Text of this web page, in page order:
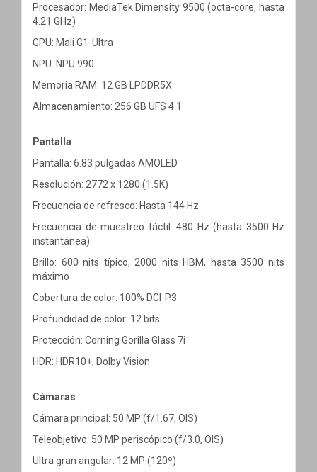
Procesador: MediaTek Dimensity 9500 (octa-core, hasta
4.21 GHz)
GPU: Mali G1-Ultra
NPU: NPU 990
Memoria RAM: 12 GB LPDDR5X
Almacenamiento: 256 GB UFS 4.1
Pantalla
Pantalla: 6.83 pulgadas AMOLED
Resolución: 2772 x 1280 (1.5K)
Frecuencia de refresco: Hasta 144 Hz
Frecuencia de muestreo táctil: 480 Hz (hasta 3500 Hz
instantánea)
Brillo: 600 nits típico, 2000 nits HBM, hasta 3500 nits
máximo
Cobertura de color: 100% DCI-P3
Profundidad de color: 12 bits
Protección: Corning Gorilla Glass 7i
HDR: HDR10+, Dolby Vision
Cámaras
Cámara principal: 50 MP (f/1.67, OIS)
Teleobjetivo: 50 MP periscópico (f/3.0, OIS)
Ultra gran angular: 12 MP (120º)